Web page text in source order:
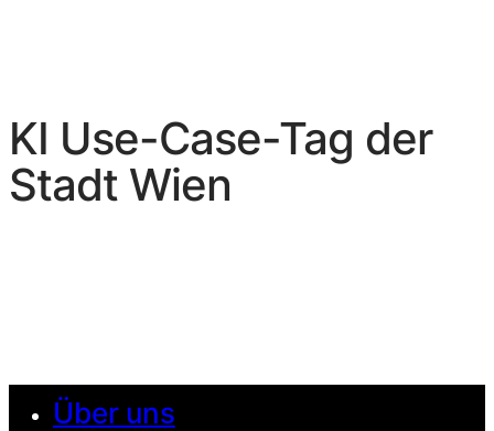
KI Use-Case-Tag der
Stadt Wien
Über uns